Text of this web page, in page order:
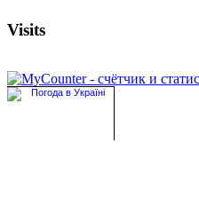
Visits